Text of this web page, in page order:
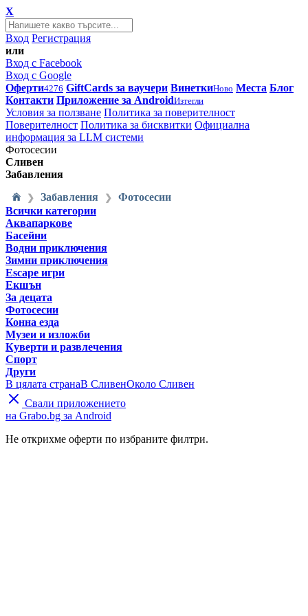
X
Вход Регистрация
или
Вход с Facebook
Вход с Google
Оферти4276 GiftCards за ваучери ВинеткиНово Места Блог
Контакти Приложение за AndroidИзтегли
Условия за ползване Политика за поверителност
Поверителност Политика за бисквитки Официална
информация за LLM системи
Фотосесии
Сливен
Забавления
❯ Забавления ❯
Фотосесии
Всички категории
Аквапаркове
Басейни
Водни приключения
Зимни приключения
Escape игри
Екшън
За децата
Фотосесии
Конна езда
Музеи и изложби
Куверти и развлечения
Спорт
Други
В цялата странаВ СливенОколо Сливен
Свали приложението
на Grabo.bg за Android
Не открихме оферти по избраните филтри.